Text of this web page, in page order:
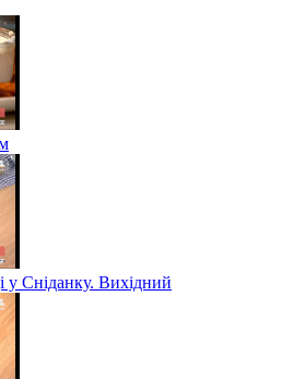
у Сніданку. Вихідний